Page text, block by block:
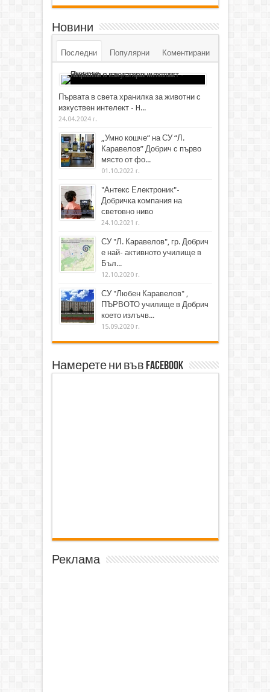
Новини
Последни Популярни Коментирани
Първата в света хранилка за животни с
изкуствен интелект - H...
24.04.2024 г.
„Умно кошче“ на СУ “Л.
Каравелов” Добрич с първо
място от фо...
01.10.2022 г.
"Антекс Електроник"-
Добричка компания на
световно ниво
24.10.2021 г.
СУ "Л. Каравелов", гр. Добрич
е най- активното училище в
Бъл...
12.10.2020 г.
СУ "Любен Каравелов" ,
ПЪРВОТО училище в Добрич
което излъчв...
15.09.2020 г.
Намерете ни във Facebook
Реклама